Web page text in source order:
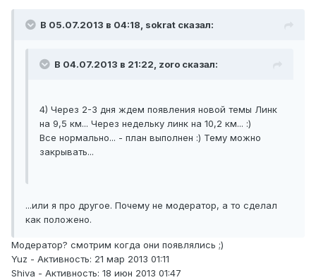
В 05.07.2013 в 04:18, sokrat сказал:
В 04.07.2013 в 21:22, zoro сказал:
4) Через 2-3 дня ждем появления новой темы Линк
на 9,5 км... Через недельку линк на 10,2 км... :)
Все нормально... - план выполнен :) Тему можно
закрывать...
...или я про другое. Почему не модератор, а то сделал
как положено.
Модератор? смотрим когда они появлялись ;)
Yuz - Активность: 21 мар 2013 01:11
Shiva - Активность: 18 июн 2013 01:47